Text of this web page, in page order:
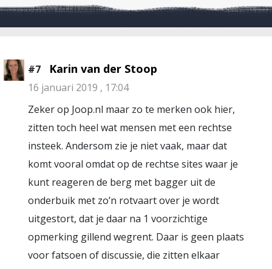
#7 Karin van der Stoop
16 januari 2019 , 17:04
Zeker op Joop.nl maar zo te merken ook hier,
zitten toch heel wat mensen met een rechtse
insteek. Andersom zie je niet vaak, maar dat
komt vooral omdat op de rechtse sites waar je
kunt reageren de berg met bagger uit de
onderbuik met zo’n rotvaart over je wordt
uitgestort, dat je daar na 1 voorzichtige
opmerking gillend wegrent. Daar is geen plaats
voor fatsoen of discussie, die zitten elkaar